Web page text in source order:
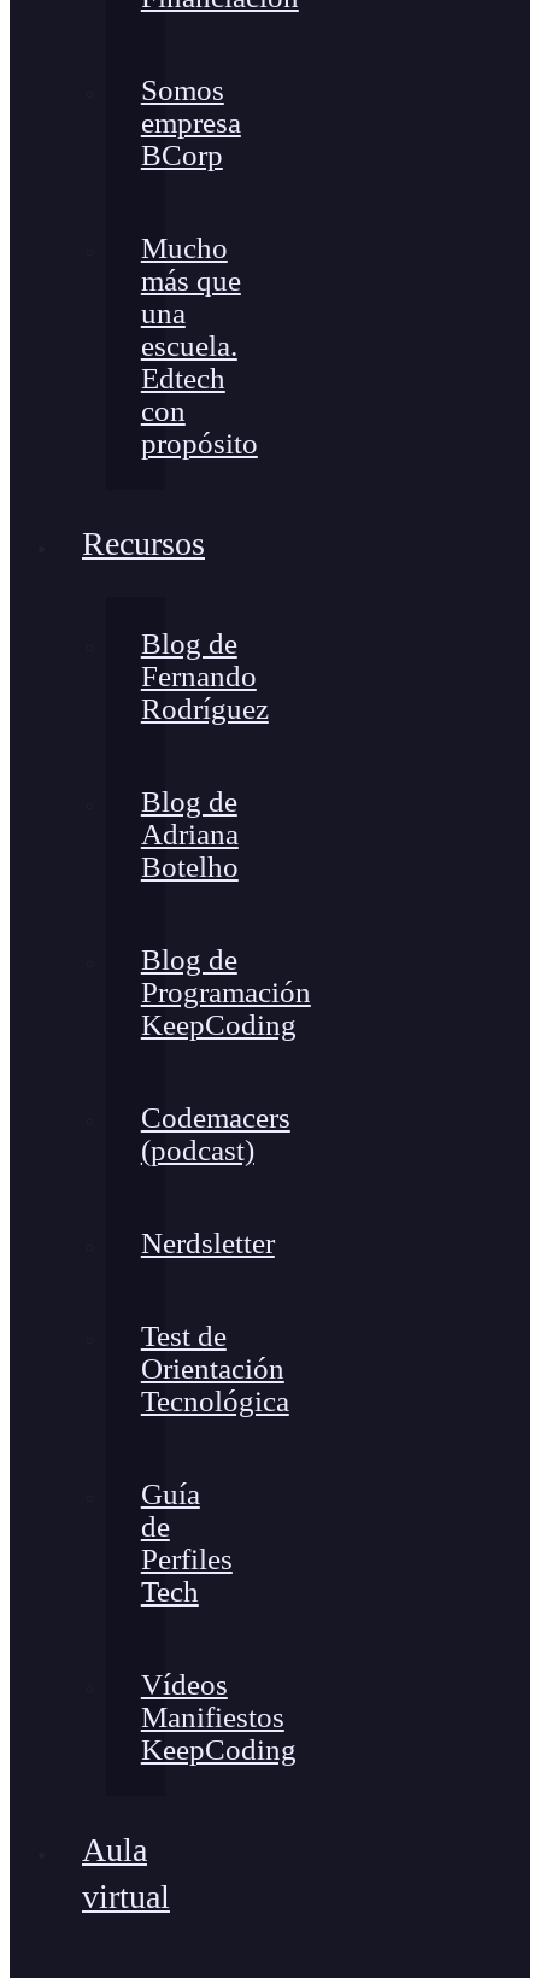
Somos
empresa
BCorp
Mucho
más que
una
escuela.
Edtech
con
propósito
Recursos
Blog de
Fernando
Rodríguez
Blog de
Adriana
Botelho
Blog de
Programación
KeepCoding
Codemacers
(podcast)
Nerdsletter
Test de
Orientación
Tecnológica
Guía
de
Perfiles
Tech
Vídeos
Manifiestos
KeepCoding
Aula
virtual